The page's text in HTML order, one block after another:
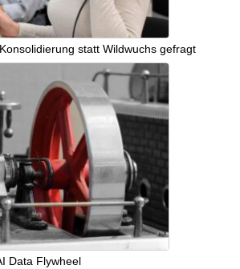
statt Wildwuchs gefragt
Data Flywheel